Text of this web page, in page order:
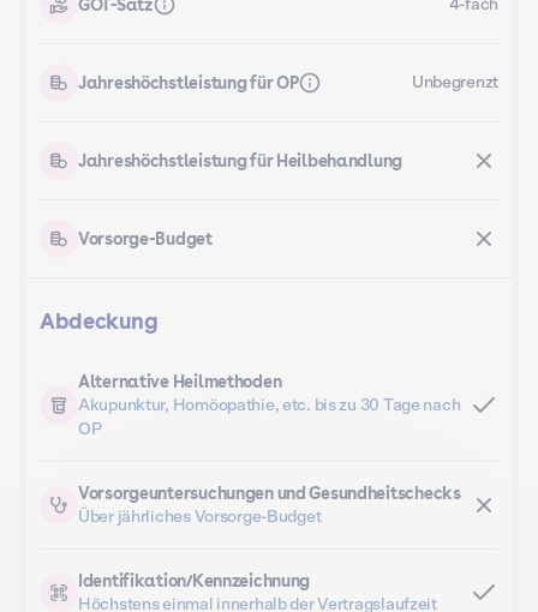
GOT-Satz 4-fach
Jahreshöchstleistung für OP Unbegrenzt
Jahreshöchstleistung für Heilbehandlung
Vorsorge-Budget
Abdeckung
Alternative Heilmethoden
Akupunktur, Homöopathie, etc. bis zu 30 Tage nach
OP
Vorsorgeuntersuchungen und Gesundheitschecks
Über jährliches Vorsorge-Budget
Identifikation/Kennzeichnung
Höchstens einmal innerhalb der Vertragslaufzeit